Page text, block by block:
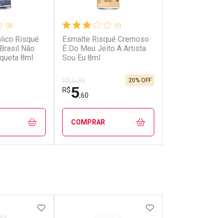
(0)
Risqué
Não
8ml
(1)
Esmalte Risqué Cremoso
É Do Meu Jeito A Artista
Sou Eu 8ml
R$ 6,99
R$5,60
20% OFF
COMPRAR
ADICIONAR AOS FAVORITOSADICIONAR AOS